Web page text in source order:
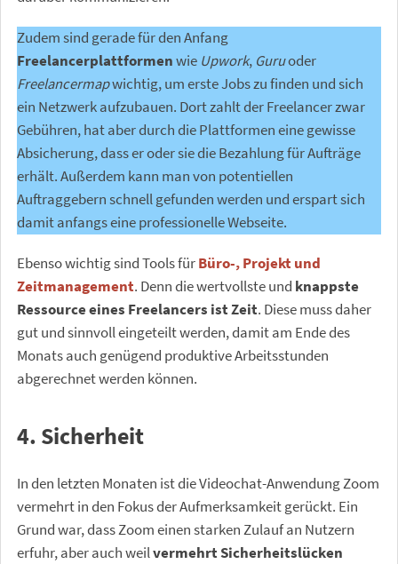
Zudem sind gerade für den Anfang
Freelancerplattformenwie Upwork, Guruoder
Freelancermapwichtig, um erste Jobs zu finden und sich
ein Netzwerk aufzubauen. Dort zahlt der Freelancer zwar
Gebühren, hat aber durch die Plattformen eine gewisse
Absicherung, dass er oder sie die Bezahlung für Aufträge
erhält. Außerdem kann man von potentiellen
Auftraggebern schnell gefunden werden und erspart sich
damit anfangs eine professionelle Webseite.
Ebenso wichtig sind Tools fürBüro-, Projekt und
Zeitmanagement. Denn die wertvollste und knappste
Ressource eines Freelancers ist Zeit. Diese muss daher
gut und sinnvoll eingeteilt werden, damit am Ende des
Monats auch genügend produktive Arbeitsstunden
abgerechnet werden können.
4. Sicherheit
In den letzten Monaten ist die Videochat-Anwendung Zoom
vermehrt in den Fokus der Aufmerksamkeit gerückt. Ein
Grund war, dass Zoom einen starken Zulauf an Nutzern
erfuhr, aber auch weilvermehrt Sicherheitslücken